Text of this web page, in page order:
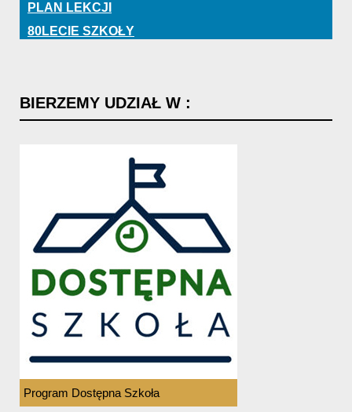
PLAN LEKCJI
80LECIE SZKOŁY
BIERZEMY UDZIAŁ W :
Program Dostępna Szkoła